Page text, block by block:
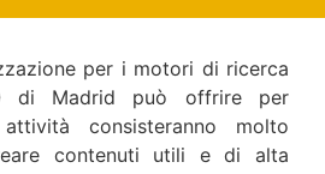
per i motori di ricerca
di Madrid può offrire per
consisteranno molto
contenuti utili e di alta